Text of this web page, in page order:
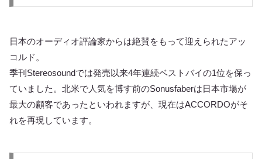
日本のオーディオ評論家からは絶賛をもって迎えられたアッ
コルド。
季刊Stereosoundでは発売以来4年連続ベストバイの1位を保っ
ていました。北米で人気を博す前のSonusfaberは日本市場が
最大の顧客であったといわれますが、現在はACCORDOがそ
れを再現しています。